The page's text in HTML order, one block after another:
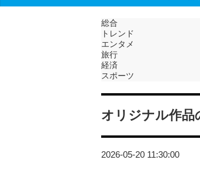
総合
トレンド
エンタメ
旅行
経済
スポーツ
オリジナル作品
2026-05-20 11:30:00